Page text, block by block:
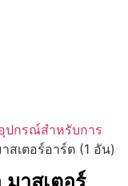
ปกรณ์สำหรับการ
สเตอร์อาร์ต (1 อัน)
าสเตอร์